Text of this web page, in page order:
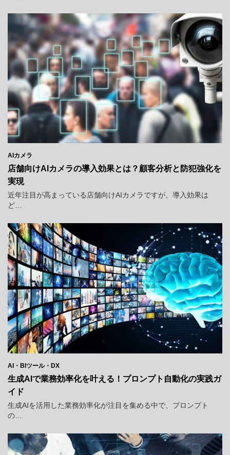
AIカメラ
店舗向けAIカメラの導入効果とは？顧客分析と防犯強化を
実現
近年注目が高まっている店舗向けAIカメラですが、導入効果は
ど…
AI・BIツール・DX
生成AIで業務効率化を叶える！プロンプト自動化の実践ガ
イド
生成AIを活用した業務効率化が注目を集める中で、プロンプト
の…